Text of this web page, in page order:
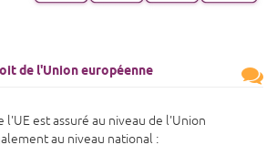
de l'Union européenne
l'UE est assuré au niveau de l'Union
au niveau national :